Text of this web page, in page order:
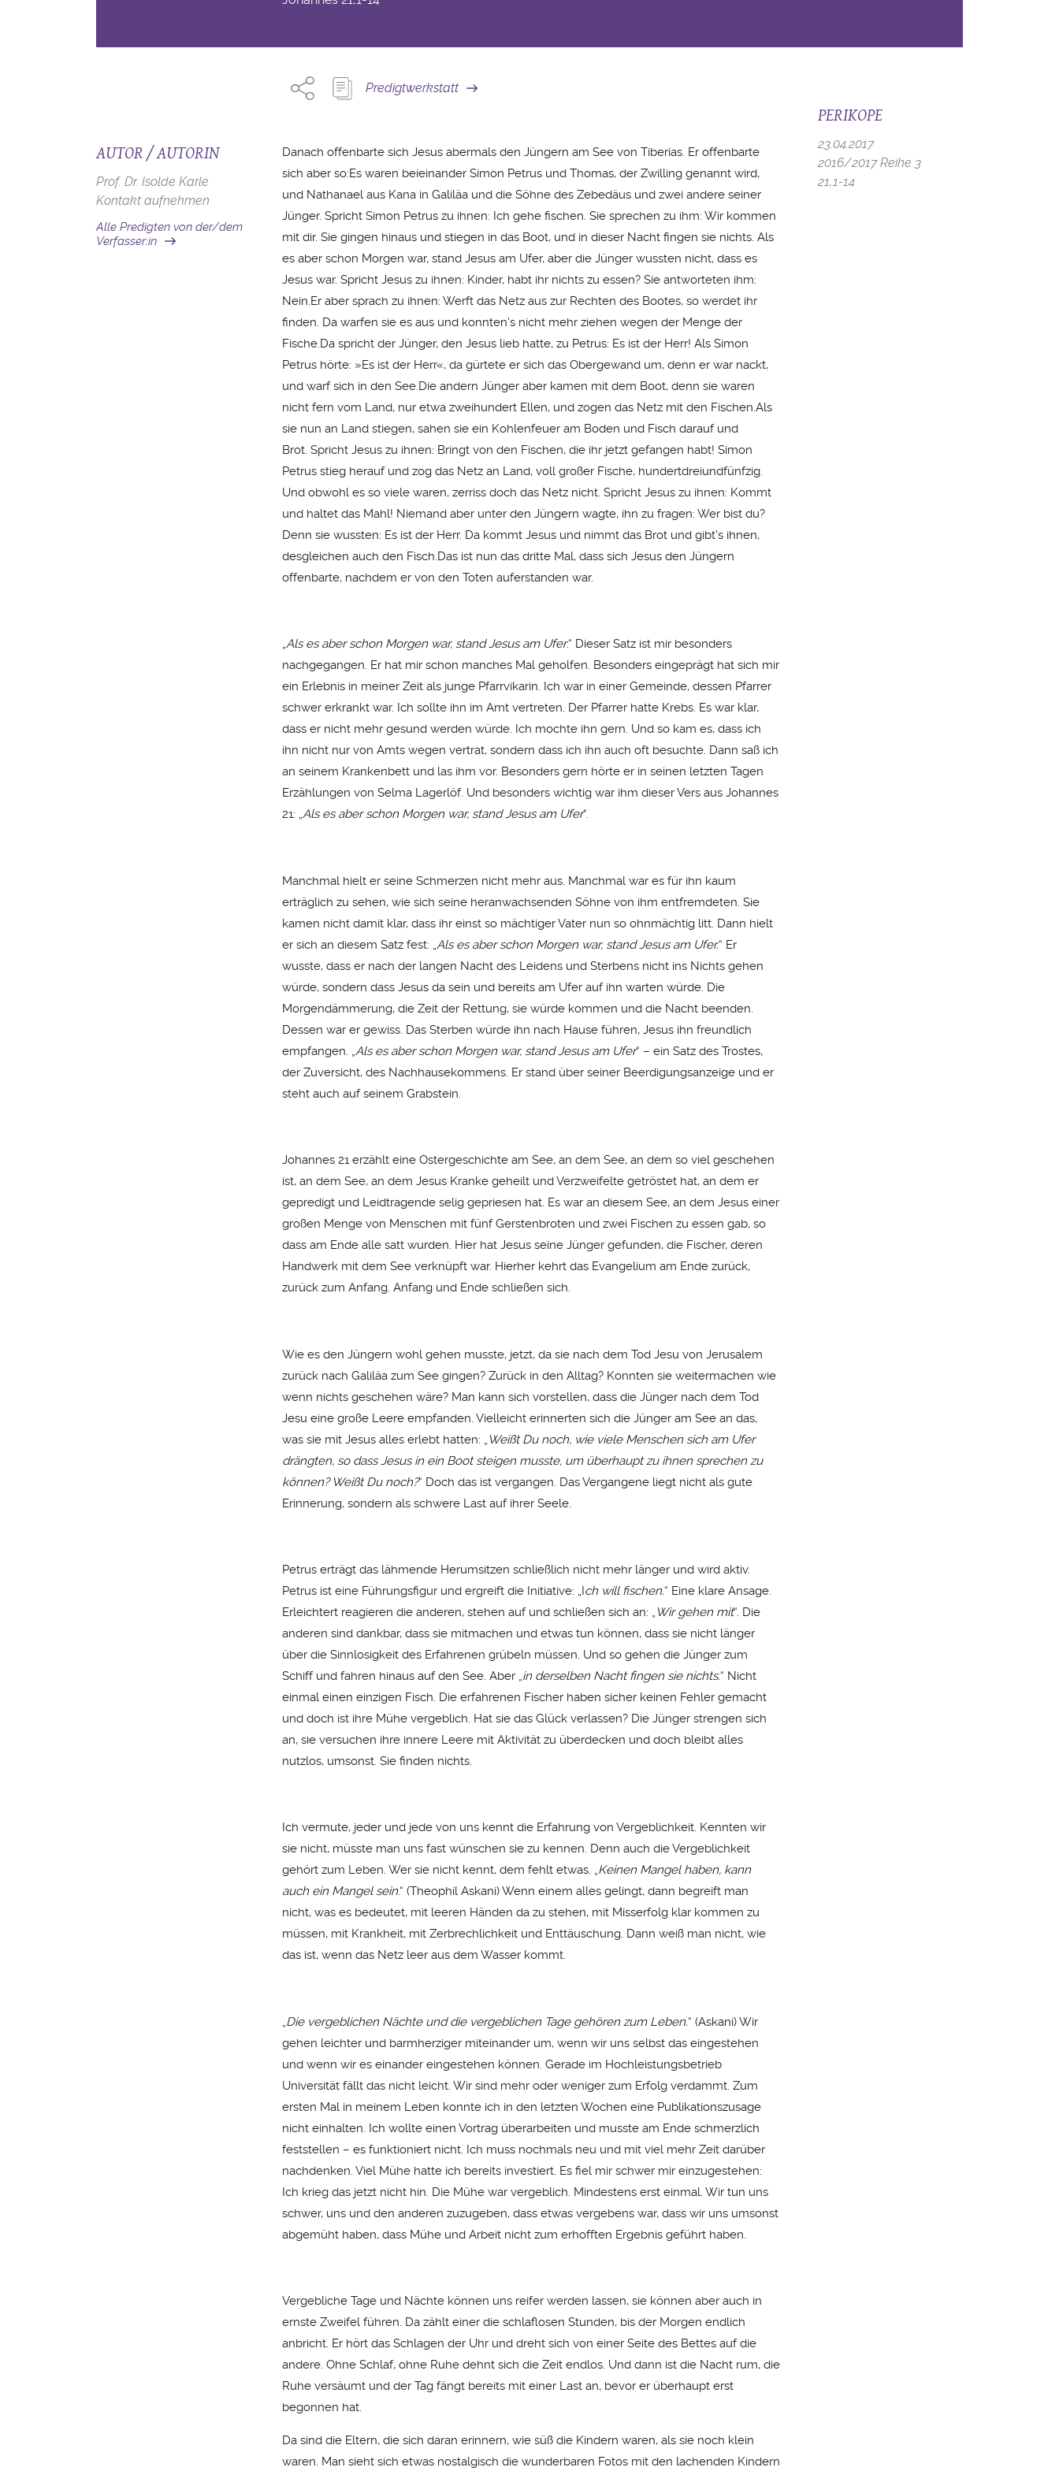
Predigtwerkstatt
AUTOR / AUTORIN
Prof. Dr. Isolde Karle
Kontakt aufnehmen
Alle Predigten von der/dem
Verfasser:in
Danach offenbarte sich Jesus abermals den Jüngern am See von Tiberias. Er offenbarte
sich aber so:Es waren beieinander Simon Petrus und Thomas, der Zwilling genannt wird,
und Nathanael aus Kana in Galiläa und die Söhne des Zebedäus und zwei andere seiner
Jünger. Spricht Simon Petrus zu ihnen: Ich gehe fischen. Sie sprechen zu ihm: Wir kommen
mit dir. Sie gingen hinaus und stiegen in das Boot, und in dieser Nacht fingen sie nichts. Als
es aber schon Morgen war, stand Jesus am Ufer, aber die Jünger wussten nicht, dass es
Jesus war. Spricht Jesus zu ihnen: Kinder, habt ihr nichts zu essen? Sie antworteten ihm:
Nein.Er aber sprach zu ihnen: Werft das Netz aus zur Rechten des Bootes, so werdet ihr
finden. Da warfen sie es aus und konnten's nicht mehr ziehen wegen der Menge der
Fische.Da spricht der Jünger, den Jesus lieb hatte, zu Petrus: Es ist der Herr! Als Simon
Petrus hörte: »Es ist der Herr«, da gürtete er sich das Obergewand um, denn er war nackt,
und warf sich in den See.Die andern Jünger aber kamen mit dem Boot, denn sie waren
nicht fern vom Land, nur etwa zweihundert Ellen, und zogen das Netz mit den Fischen.Als
sie nun an Land stiegen, sahen sie ein Kohlenfeuer am Boden und Fisch darauf und
Brot. Spricht Jesus zu ihnen: Bringt von den Fischen, die ihr jetzt gefangen habt! Simon
Petrus stieg herauf und zog das Netz an Land, voll großer Fische, hundertdreiundfünfzig.
Und obwohl es so viele waren, zerriss doch das Netz nicht. Spricht Jesus zu ihnen: Kommt
und haltet das Mahl! Niemand aber unter den Jüngern wagte, ihn zu fragen: Wer bist du?
Denn sie wussten: Es ist der Herr. Da kommt Jesus und nimmt das Brot und gibt's ihnen,
desgleichen auch den Fisch.Das ist nun das dritte Mal, dass sich Jesus den Jüngern
offenbarte, nachdem er von den Toten auferstanden war.
„Als es aber schon Morgen war, stand Jesus am Ufer.“ Dieser Satz ist mir besonders
nachgegangen. Er hat mir schon manches Mal geholfen. Besonders eingeprägt hat sich mir
ein Erlebnis in meiner Zeit als junge Pfarrvikarin. Ich war in einer Gemeinde, dessen Pfarrer
schwer erkrankt war. Ich sollte ihn im Amt vertreten. Der Pfarrer hatte Krebs. Es war klar,
dass er nicht mehr gesund werden würde. Ich mochte ihn gern. Und so kam es, dass ich
ihn nicht nur von Amts wegen vertrat, sondern dass ich ihn auch oft besuchte. Dann saß ich
an seinem Krankenbett und las ihm vor. Besonders gern hörte er in seinen letzten Tagen
Erzählungen von Selma Lagerlöf. Und besonders wichtig war ihm dieser Vers aus Johannes
21: „Als es aber schon Morgen war, stand Jesus am Ufer“.
Manchmal hielt er seine Schmerzen nicht mehr aus. Manchmal war es für ihn kaum
erträglich zu sehen, wie sich seine heranwachsenden Söhne von ihm entfremdeten. Sie
kamen nicht damit klar, dass ihr einst so mächtiger Vater nun so ohnmächtig litt. Dann hielt
er sich an diesem Satz fest: „Als es aber schon Morgen war, stand Jesus am Ufer.“ Er
wusste, dass er nach der langen Nacht des Leidens und Sterbens nicht ins Nichts gehen
würde, sondern dass Jesus da sein und bereits am Ufer auf ihn warten würde. Die
Morgendämmerung, die Zeit der Rettung, sie würde kommen und die Nacht beenden.
Dessen war er gewiss. Das Sterben würde ihn nach Hause führen, Jesus ihn freundlich
empfangen. „Als es aber schon Morgen war, stand Jesus am Ufer“ – ein Satz des Trostes,
der Zuversicht, des Nachhausekommens. Er stand über seiner Beerdigungsanzeige und er
steht auch auf seinem Grabstein.
Johannes 21 erzählt eine Ostergeschichte am See, an dem See, an dem so viel geschehen
ist, an dem See, an dem Jesus Kranke geheilt und Verzweifelte getröstet hat, an dem er
gepredigt und Leidtragende selig gepriesen hat. Es war an diesem See, an dem Jesus einer
großen Menge von Menschen mit fünf Gerstenbroten und zwei Fischen zu essen gab, so
dass am Ende alle satt wurden. Hier hat Jesus seine Jünger gefunden, die Fischer, deren
Handwerk mit dem See verknüpft war. Hierher kehrt das Evangelium am Ende zurück,
zurück zum Anfang. Anfang und Ende schließen sich.
Wie es den Jüngern wohl gehen musste, jetzt, da sie nach dem Tod Jesu von Jerusalem
zurück nach Galiläa zum See gingen? Zurück in den Alltag? Konnten sie weitermachen wie
wenn nichts geschehen wäre? Man kann sich vorstellen, dass die Jünger nach dem Tod
Jesu eine große Leere empfanden. Vielleicht erinnerten sich die Jünger am See an das,
was sie mit Jesus alles erlebt hatten: „
Weißt Du noch, wie viele Menschen sich am Ufer
drängten, so dass Jesus in ein Boot steigen musste, um überhaupt zu ihnen sprechen zu
können? Weißt Du noch?“ Doch das ist vergangen. Das Vergangene liegt nicht als gute
Erinnerung, sondern als schwere Last auf ihrer Seele.
Petrus erträgt das lähmende Herumsitzen schließlich nicht mehr länger und wird aktiv.
Petrus ist eine Führungsfigur und ergreift die Initiative: „Ich will fischen.“ Eine klare Ansage.
Erleichtert reagieren die anderen, stehen auf und schließen sich an: „ Wir gehen mit“. Die
anderen sind dankbar, dass sie mitmachen und etwas tun können, dass sie nicht länger
über die Sinnlosigkeit des Erfahrenen grübeln müssen. Und so gehen die Jünger zum
Schiff und fahren hinaus auf den See. Aber „in derselben Nacht fingen sie nichts.“ Nicht
einmal einen einzigen Fisch. Die erfahrenen Fischer haben sicher keinen Fehler gemacht
und doch ist ihre Mühe vergeblich. Hat sie das Glück verlassen? Die Jünger strengen sich
an, sie versuchen ihre innere Leere mit Aktivität zu überdecken und doch bleibt alles
nutzlos, umsonst. Sie finden nichts.
Ich vermute, jeder und jede von uns kennt die Erfahrung von Vergeblichkeit. Kennten wir
sie nicht, müsste man uns fast wünschen sie zu kennen. Denn auch die Vergeblichkeit
gehört zum Leben. Wer sie nicht kennt, dem fehlt etwas. „Keinen Mangel haben, kann
auch ein Mangel sein.“ (Theophil Askani) Wenn einem alles gelingt, dann begreift man
nicht, was es bedeutet, mit leeren Händen da zu stehen, mit Misserfolg klar kommen zu
müssen, mit Krankheit, mit Zerbrechlichkeit und Enttäuschung. Dann weiß man nicht, wie
das ist, wenn das Netz leer aus dem Wasser kommt.
„Die vergeblichen Nächte und die vergeblichen Tage gehören zum Leben.“ (Askani) Wir
gehen leichter und barmherziger miteinander um, wenn wir uns selbst das eingestehen
und wenn wir es einander eingestehen können. Gerade im Hochleistungsbetrieb
Universität fällt das nicht leicht. Wir sind mehr oder weniger zum Erfolg verdammt. Zum
ersten Mal in meinem Leben konnte ich in den letzten Wochen eine Publikationszusage
nicht einhalten. Ich wollte einen Vortrag überarbeiten und musste am Ende schmerzlich
feststellen – es funktioniert nicht. Ich muss nochmals neu und mit viel mehr Zeit darüber
nachdenken. Viel Mühe hatte ich bereits investiert. Es fiel mir schwer mir einzugestehen:
Ich krieg das jetzt nicht hin. Die Mühe war vergeblich. Mindestens erst einmal. Wir tun uns
schwer, uns und den anderen zuzugeben, dass etwas vergebens war, dass wir uns umsonst
abgemüht haben, dass Mühe und Arbeit nicht zum erhofften Ergebnis geführt haben.
Vergebliche Tage und Nächte können uns reifer werden lassen, sie können aber auch in
ernste Zweifel führen. Da zählt einer die schlaflosen Stunden, bis der Morgen endlich
anbricht. Er hört das Schlagen der Uhr und dreht sich von einer Seite des Bettes auf die
andere. Ohne Schlaf, ohne Ruhe dehnt sich die Zeit endlos. Und dann ist die Nacht rum, die
Ruhe versäumt und der Tag fängt bereits mit einer Last an, bevor er überhaupt erst
begonnen hat.
Da sind die Eltern, die sich daran erinnern, wie süß die Kindern waren, als sie noch klein
waren. Man sieht sich etwas nostalgisch die wunderbaren Fotos mit den lachenden Kindern
PERIKOPE
23.04.2017
2016/2017 Reihe 3
21,1-14